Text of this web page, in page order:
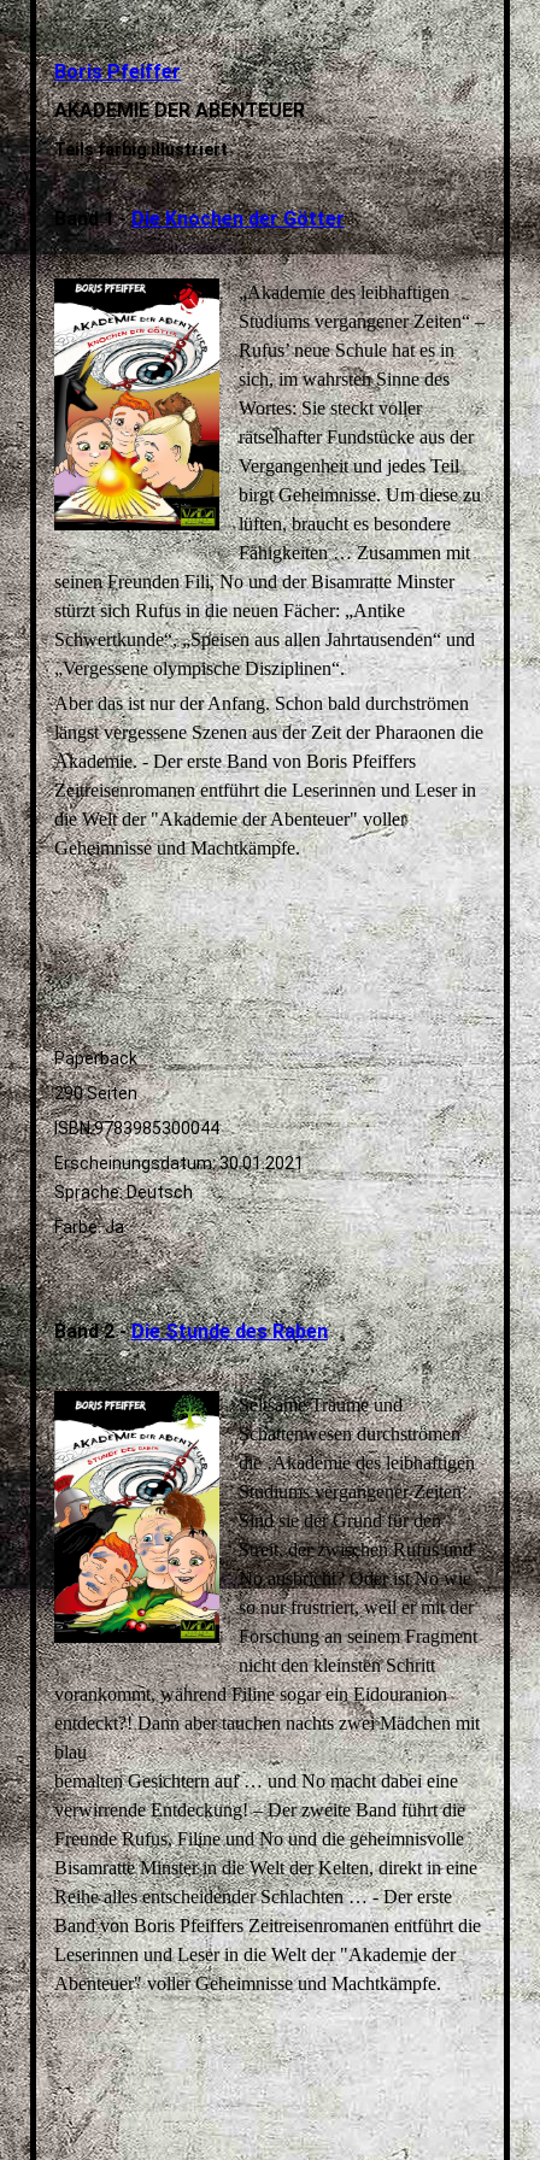
Boris Pfeiffer
AKADEMIE DER ABENTEUER
Teils farbig illustriert
Band 1 -Die Knochen der Götter
„Akademie des leibhaftigen
Studiums vergangener Zeiten“ –
Rufus’ neue Schule hat es in
sich, im wahrsten Sinne des
Wortes: Sie steckt voller
rätselhafter Fundstücke aus der
Vergangenheit und jedes Teil
birgt Geheimnisse. Um diese zu
lüften, braucht es besondere
Fähigkeiten … Zusammen mit
seinen Freunden Fili, No und der Bisamratte Minster
stürzt sich Rufus in die neuen Fächer: „Antike
Schwertkunde“, „Speisen aus allen Jahrtausenden“ und
„Vergessene olympische Disziplinen“.
Aber das ist nur der Anfang. Schon bald durchströmen
längst vergessene Szenen aus der Zeit der Pharaonen die
Akademie. - Der erste Band von Boris Pfeiffers
Zeitreisenromanen entführt die Leserinnen und Leser in
die Welt der "Akademie der Abenteuer" voller
Geheimnisse und Machtkämpfe.
Paperback
290 Seiten
ISBN 9783985300044
Erscheinungsdatum: 30.01.2021
Sprache: Deutsch
Farbe: Ja
Band 2 -Die Stunde des Raben
Seltsame Träume und
Schattenwesen durchströmen
die ‚Akademie des leibhaftigen
Studiums vergangener Zeiten‘.
Sind sie der Grund für den
Streit, der zwischen Rufus und
No ausbricht? Oder ist No wie
so nur frustriert, weil er mit der
Forschung an seinem Fragment
nicht den kleinsten Schritt
vorankommt, während Filine sogar ein Eidouranion
entdeckt?! Dann aber tauchen nachts zwei Mädchen mit
blau
bemalten Gesichtern auf … und No macht dabei eine
verwirrende Entdeckung! – Der zweite Band führt die
Freunde Rufus, Filine und No und die geheimnisvolle
Bisamratte Minster in die Welt der Kelten, direkt in eine
Reihe alles entscheidender Schlachten … - Der erste
Band von Boris Pfeiffers Zeitreisenromanen entführt die
Leserinnen und Leser in die Welt der "Akademie der
Abenteuer" voller Geheimnisse und Machtkämpfe.